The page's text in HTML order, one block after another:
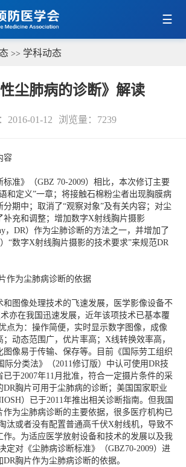
>> 学科动态
性尘肺病的诊断》解读
2016-01-12 浏览量： 7239
容
》（GBZ 70-2009）相比，本次修订主要
和定义”一章；将接触石棉粉尘者出现胸膜病
分期中；取消了“观察对象”及有关内容；对尘
补充和调整；增加数字X射线胸片摄影
，DR）作为尘肺诊断的方法之一，并增加了
“数字X射线胸片摄影的技术要求”来规范DR
为尘肺病诊断的依据
图像处理技术的飞速发展，医学影像设备不
亦在我国迅速发展，近年该项技术已基本覆
点为：操作简便，实时显示数字图像，成像
动态范围广，优片率高；X线转换效率高，
图像易于传输、保存等。目前《国际劳工组织
分类法》（2011修订版）中认可使用DR技
于2007年11月批准，符合一定摄片条件的采
DR胸片可用于尘肺病的诊断；美国国家职业
）已于2011年推出相关诊断指南。但我国
作为尘肺病诊断的主要依据，很多医疗机构已
汰或者没有配置普通高千伏X射线机，导致不
作。为适应医学放射设备和技术的发展以及我
定对《尘肺病诊断标准》（GBZ70-2009）进
胸片作为尘肺病诊断的依据。